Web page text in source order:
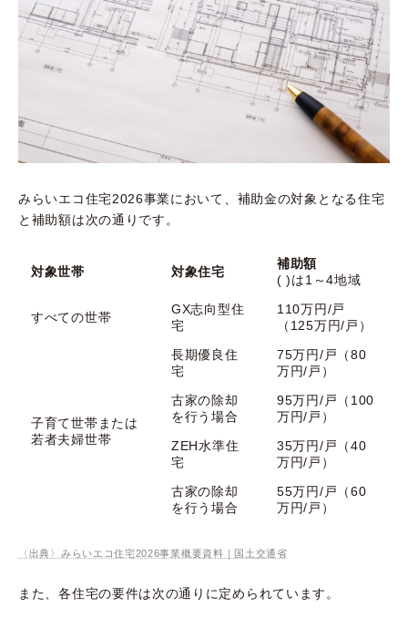
みらいエコ住宅2026事業において、補助金の対象となる住宅
と補助額は次の通りです。
対象世帯 対象住宅
補助額
( )は1～4地域
すべての世帯
GX志向型住
宅
110万円/戸
（125万円/戸）
子育て世帯または
若者夫婦世帯
長期優良住
宅
75万円/戸（80
万円/戸）
古家の除却
を行う場合
95万円/戸（100
万円/戸）
ZEH水準住
宅
35万円/戸（40
万円/戸）
古家の除却
を行う場合
55万円/戸（60
万円/戸）
〈出典〉みらいエコ住宅2026事業概要資料｜国土交通省
また、各住宅の要件は次の通りに定められています。